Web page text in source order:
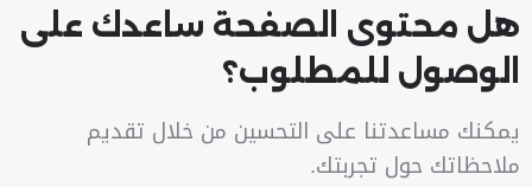
هل محتوى الصفحة ساعدك على
الوصول للمطلوب؟
يمكنك مساعدتنا على التحسين من خلال تقديم
ملاحظاتك حول تجربتك.